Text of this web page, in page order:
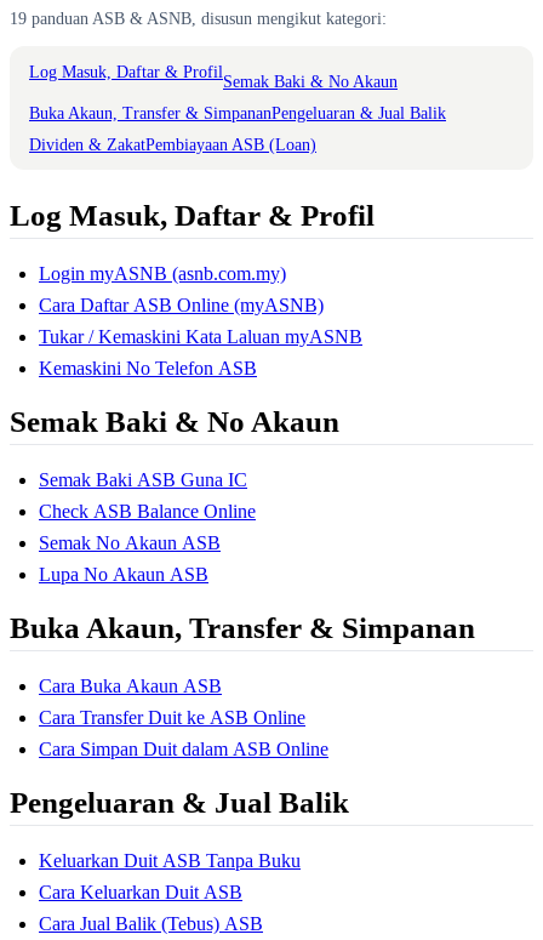
19 panduan ASB & ASNB, disusun mengikut kategori:
Log Masuk, Daftar & ProfilSemak Baki & No Akaun
Buka Akaun, Transfer & SimpananPengeluaran & Jual Balik
Dividen & ZakatPembiayaan ASB (Loan)
Log Masuk, Daftar & Profil
Login myASNB (asnb.com.my)
Cara Daftar ASB Online (myASNB)
Tukar / Kemaskini Kata Laluan myASNB
Kemaskini No Telefon ASB
Semak Baki & No Akaun
Semak Baki ASB Guna IC
Check ASB Balance Online
Semak No Akaun ASB
Lupa No Akaun ASB
Buka Akaun, Transfer & Simpanan
Cara Buka Akaun ASB
Cara Transfer Duit ke ASB Online
Cara Simpan Duit dalam ASB Online
Pengeluaran & Jual Balik
Keluarkan Duit ASB Tanpa Buku
Cara Keluarkan Duit ASB
Cara Jual Balik (Tebus) ASB